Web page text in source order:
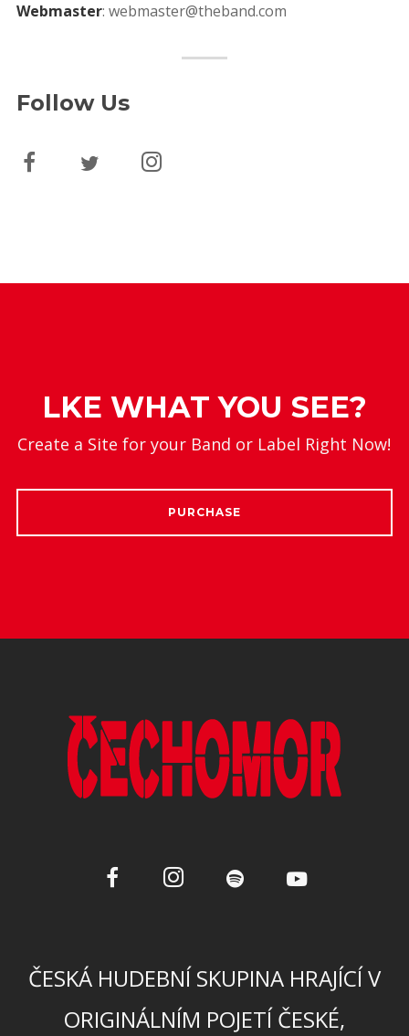
Webmaster: webmaster@theband.com
Follow Us
LKE WHAT YOU SEE?
Create a Site for your Band or Label Right Now!
PURCHASE
ČESKÁ HUDEBNÍ SKUPINA HRAJÍCÍ V
ORIGINÁLNÍM POJETÍ ČESKÉ,